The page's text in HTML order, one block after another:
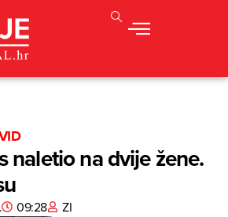
naletio na dvije žene.
09:28 ZI